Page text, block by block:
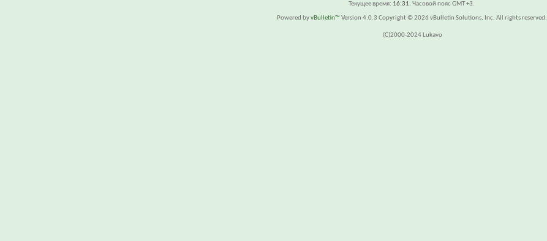
Текущее время: 16:31. Часовой пояс GMT +3.
Powered byvBulletin™ Version 4.0.3 Copyright © 2026 vBulletin Solutions, Inc. All rights reserved.
(C)2000-2024 Lukavo